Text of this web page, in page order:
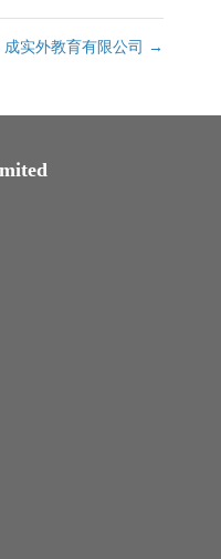
成实外教育有限公司 →